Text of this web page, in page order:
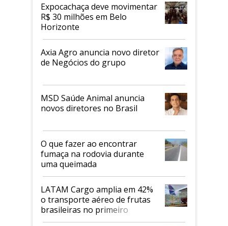
Expocachaça deve movimentar
R$ 30 milhões em Belo
Horizonte
Axia Agro anuncia novo diretor
de Negócios do grupo
MSD Saúde Animal anuncia
novos diretores no Brasil
O que fazer ao encontrar
fumaça na rodovia durante
uma queimada
LATAM Cargo amplia em 42%
o transporte aéreo de frutas
brasileiras no primeiro
semestre